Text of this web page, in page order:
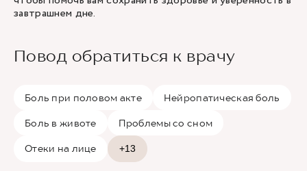
завтрашнем дне.
Повод обратиться к врачу
Боль при половом акте Нейропатическая боль
Боль в животе Проблемы со сном
Отеки на лице +13